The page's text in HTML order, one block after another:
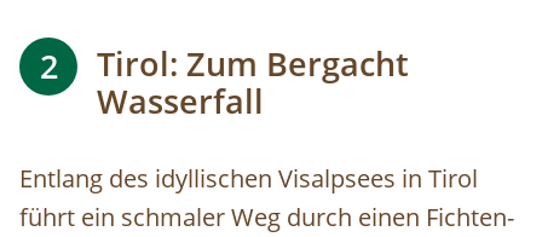
2
Tirol: Zum Bergacht
Wasserfall
Entlang des idyllischen Visalpsees in Tirol
führt ein schmaler Weg durch einen Fichten-